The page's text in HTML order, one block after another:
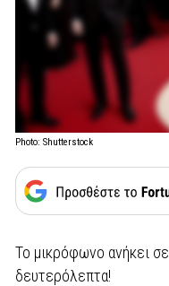
Photo: Shutterstock
Το μικρόφωνο ανήκει
δευτερόλεπτα!